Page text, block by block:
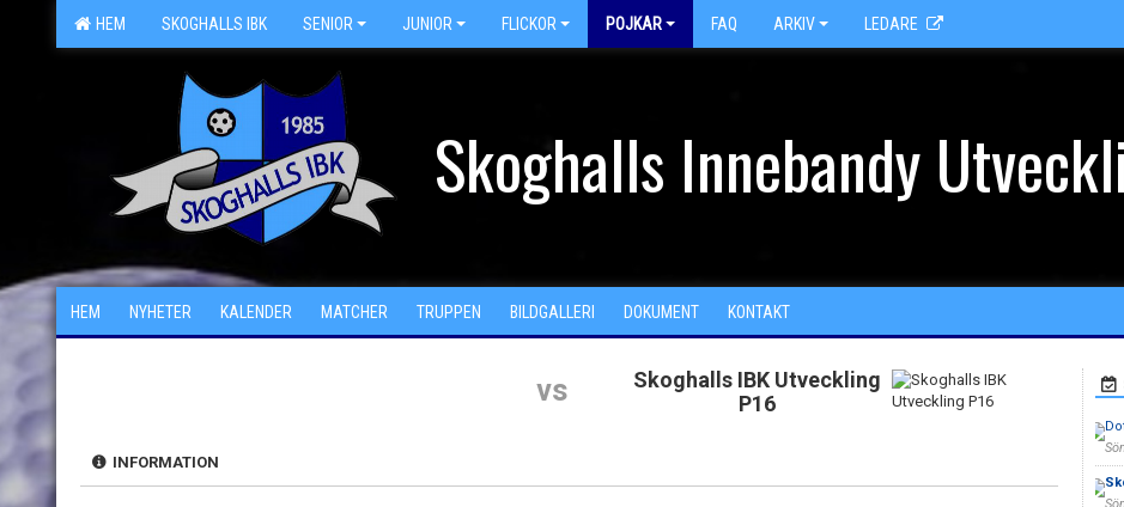
HEM SKOGHALLS IBK SENIOR JUNIOR FLICKOR POJKAR FAQ ARKIV LEDARE
Skoghalls Innebandy
HEM NYHETER KALENDER MATCHER TRUPPEN BILDGALLERI DOKUMENT KONTAKT
vs
Skoghalls IBK Utveckling
P16
INFORMATION